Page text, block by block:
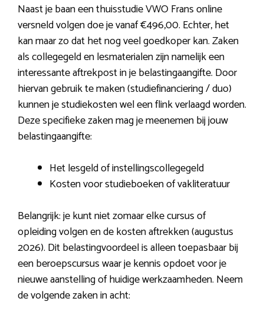
Naast je baan een thuisstudie VWO Frans online
versneld volgen doe je vanaf €496,00. Echter, het
kan maar zo dat het nog veel goedkoper kan. Zaken
als collegegeld en lesmaterialen zijn namelijk een
interessante aftrekpost in je belastingaangifte. Door
hiervan gebruik te maken (studiefinanciering / duo)
kunnen je studiekosten wel een flink verlaagd worden.
Deze specifieke zaken mag je meenemen bij jouw
belastingaangifte:
Het lesgeld of instellingscollegegeld
Kosten voor studieboeken of vakliteratuur
Belangrijk: je kunt niet zomaar elke cursus of
opleiding volgen en de kosten aftrekken (augustus
2026). Dit belastingvoordeel is alleen toepasbaar bij
een beroepscursus waar je kennis opdoet voor je
nieuwe aanstelling of huidige werkzaamheden. Neem
de volgende zaken in acht: